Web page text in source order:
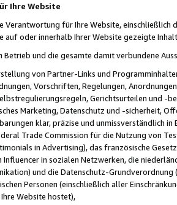
Ihre Website
Verantwortung für Ihre Website,
auf oder innerhalb Ihrer Website gezeigte
Betrieb und die gesamte damit verbundene
von Partner-Links und
Vorschriften, Regelungen,
Gerichtsurteilen und -
Marketing, Datenschutz und -sicherheit,
klar, präzise und unmissverständlich
Trade Commission für die Nutzung von
in Advertising), das französische
Influencer in sozialen Netzwerken, die
und die Datenschutz-
Personen (einschließlich aller
Website hostet),